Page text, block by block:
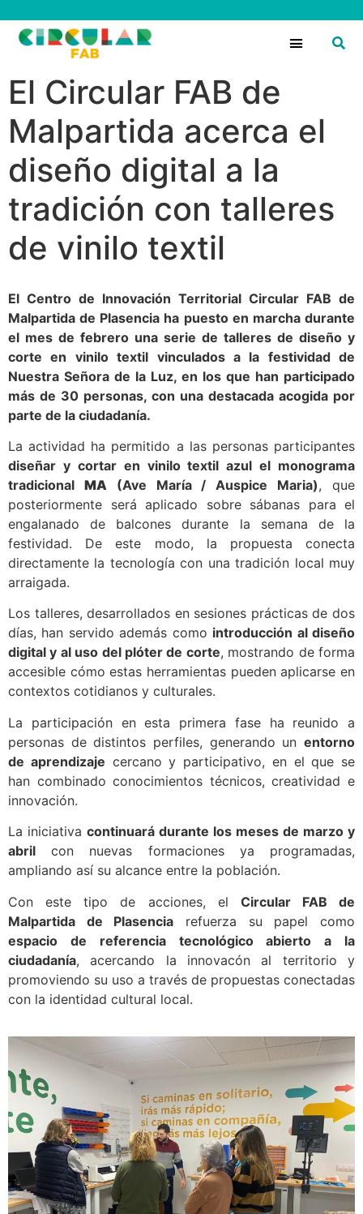
El Circular FAB de
Malpartida acerca el
diseño digital a la
tradición con talleres
de vinilo textil
El Centro de Innovación Territorial Circular FAB de
Malpartida de Plasencia ha puesto en marcha durante
el mes de febrero una serie de talleres de diseño y
corte en vinilo textil vinculados a la festividad de
Nuestra Señora de la Luz, en los que han participado
más de 30 personas, con una destacada acogida por
parte de la ciudadanía.
La actividad ha permitido a las personas participantes
diseñar y cortar en vinilo textil azul el monograma
tradicional MA(Ave María / Auspice Maria), que
posteriormente será aplicado sobre sábanas para el
engalanado de balcones durante la semana de la
festividad. De este modo, la propuesta conecta
directamente la tecnología con una tradición local muy
arraigada.
Los talleres, desarrollados en sesiones prácticas de dos
días, han servido además como introducción al diseño
digital y al uso del plóter de corte, mostrando de forma
accesible cómo estas herramientas pueden aplicarse en
contextos cotidianos y culturales.
La participación en esta primera fase ha reunido a
personas de distintos perfiles, generando un entorno
de aprendizaje cercano y participativo, en el que se
han combinado conocimientos técnicos, creatividad e
innovación.
La iniciativa continuará durante los meses de marzo y
abril con nuevas formaciones ya programadas,
ampliando así su alcance entre la población.
Con este tipo de acciones, el Circular FAB de
Malpartida de Plasencia refuerza su papel como
espacio de referencia tecnológicoabierto a la
ciudadanía, acercando la innovacón al territorio y
promoviendo su uso a través de propuestas conectadas
con la identidad cultural local.